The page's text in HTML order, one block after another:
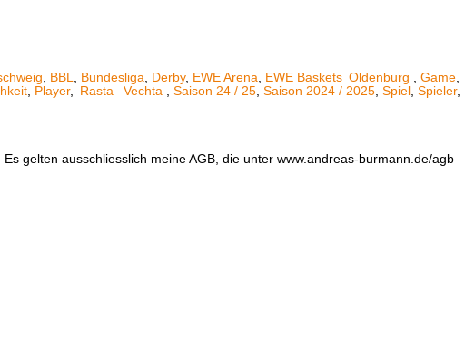
BBL Bundesliga Derby, EWE Arena EWE Baskets Oldenburg Game,
Player, Rasta Vechta Saison 24 / 25, Saison 2024 / 2025, Spiel, Spieler,
gelten ausschliesslich meine AGB, die unter www.andreas-burmann.de/agb